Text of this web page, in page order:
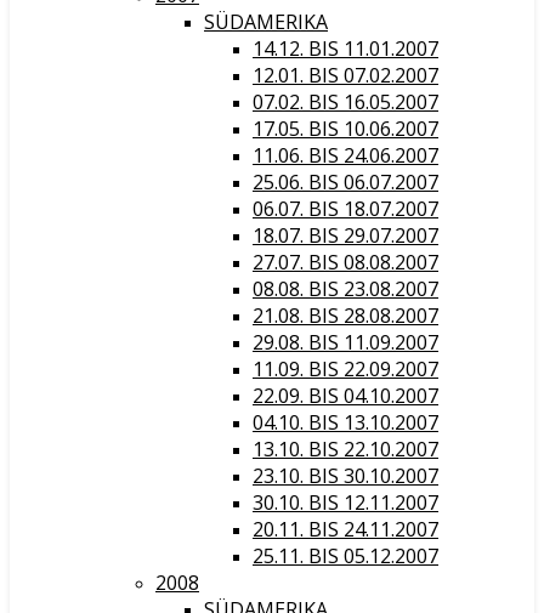
SÜDAMERIKA
14.12. BIS 11.01.2007
12.01. BIS 07.02.2007
07.02. BIS 16.05.2007
17.05. BIS 10.06.2007
11.06. BIS 24.06.2007
25.06. BIS 06.07.2007
06.07. BIS 18.07.2007
18.07. BIS 29.07.2007
27.07. BIS 08.08.2007
08.08. BIS 23.08.2007
21.08. BIS 28.08.2007
29.08. BIS 11.09.2007
11.09. BIS 22.09.2007
22.09. BIS 04.10.2007
04.10. BIS 13.10.2007
13.10. BIS 22.10.2007
23.10. BIS 30.10.2007
30.10. BIS 12.11.2007
20.11. BIS 24.11.2007
25.11. BIS 05.12.2007
2008